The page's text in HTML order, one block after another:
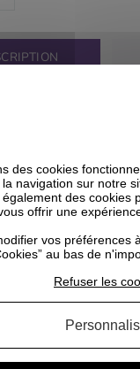
glisser dans les
POURRAIT
des cookies
navigation sur notre
des cookies
offrir une
vos préférences
au bas de
Refuser les